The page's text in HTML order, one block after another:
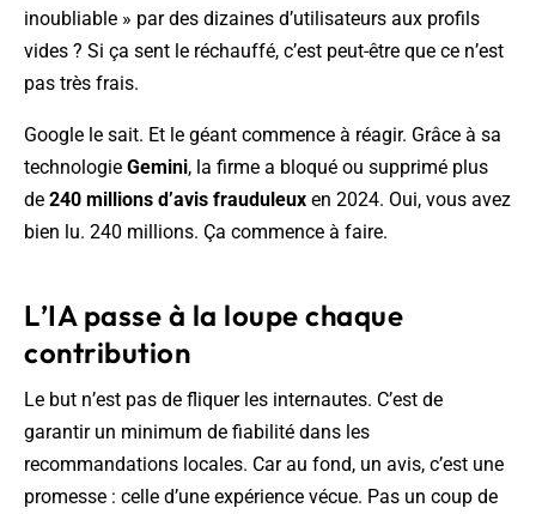
inoubliable » par des dizaines d’utilisateurs aux profils
vides ? Si ça sent le réchauffé, c’est peut-être que ce n’est
pas très frais.
Google le sait. Et le géant commence à réagir. Grâce à sa
technologie Gemini, la firme a bloqué ou supprimé plus
de 240 millions d’avis frauduleux en 2024. Oui, vous avez
bien lu. 240 millions. Ça commence à faire.
L’IA passe à la loupe chaque
contribution
Le but n’est pas de fliquer les internautes. C’est de
garantir un minimum de fiabilité dans les
recommandations locales. Car au fond, un avis, c’est une
promesse : celle d’une expérience vécue. Pas un coup de